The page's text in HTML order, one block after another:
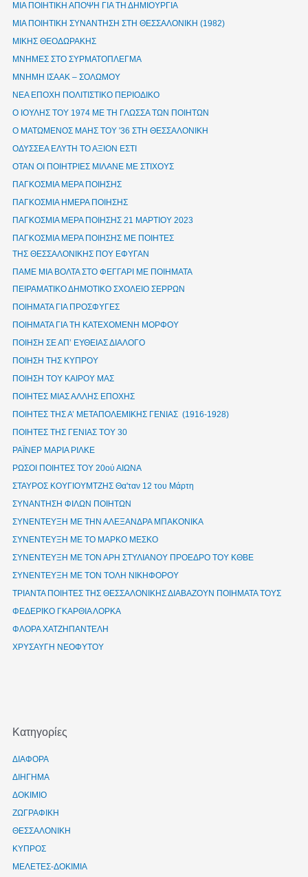
ΜΙΑ ΠΟΙΗΤΙΚΗ ΑΠΟΨΗ ΓΙΑ ΤΗ ΔΗΜΙΟΥΡΓΙΑ
ΜΙΑ ΠΟΙΗΤΙΚΗ ΣΥΝΑΝΤΗΣΗ ΣΤΗ ΘΕΣΣΑΛΟΝΙΚΗ (1982)
ΜΙΚΗΣ ΘΕΟΔΩΡΑΚΗΣ
ΜΝΗΜΕΣ ΣΤΟ ΣΥΡΜΑΤΟΠΛΕΓΜΑ
ΜΝΗΜΗ ΙΣΑΑΚ – ΣΟΛΩΜΟΥ
ΝΕΑ ΕΠΟΧΗ ΠΟΛΙΤΙΣΤΙΚΟ ΠΕΡΙΟΔΙΚΟ
Ο ΙΟΥΛΗΣ ΤΟΥ 1974 ΜΕ ΤΗ ΓΛΩΣΣΑ ΤΩΝ ΠΟΙΗΤΩΝ
Ο ΜΑΤΩΜΕΝΟΣ ΜΑΗΣ ΤΟΥ '36 ΣΤΗ ΘΕΣΣΑΛΟΝΙΚΗ
ΟΔΥΣΣΕΑ ΕΛΥΤΗ ΤΟ ΑΞΙΟΝ ΕΣΤΙ
ΟΤΑΝ ΟΙ ΠΟΙΗΤΡΙΕΣ ΜΙΛΑΝΕ ΜΕ ΣΤΙΧΟΥΣ
ΠΑΓΚΟΣΜΙΑ ΜΕΡΑ ΠΟΙΗΣΗΣ
ΠΑΓΚΟΣΜΙΑ ΗΜΕΡΑ ΠΟΙΗΣΗΣ
ΠΑΓΚΟΣΜΙΑ ΜΕΡΑ ΠΟΙΗΣΗΣ 21 ΜΑΡΤΙΟΥ 2023
ΠΑΓΚΟΣΜΙΑ ΜΕΡΑ ΠΟΙΗΣΗΣ ΜΕ ΠΟΙΗΤΕΣ
ΤΗΣ ΘΕΣΣΑΛΟΝΙΚΗΣ ΠΟΥ ΕΦΥΓΑΝ
ΠΑΜΕ ΜΙΑ ΒΟΛΤΑ ΣΤΟ ΦΕΓΓΑΡΙ ΜΕ ΠΟΙΗΜΑΤΑ
ΠΕΙΡΑΜΑΤΙΚΟ ΔΗΜΟΤΙΚΟ ΣΧΟΛΕΙΟ ΣΕΡΡΩΝ
ΠΟΙΗΜΑΤΑ ΓΙΑ ΠΡΟΣΦΥΓΕΣ
ΠΟΙΗΜΑΤΑ ΓΙΑ ΤΗ ΚΑΤΕΧΟΜΕΝΗ ΜΟΡΦΟΥ
ΠΟΙΗΣΗ ΣΕ ΑΠ’ ΕΥΘΕΙΑΣ ΔΙΑΛΟΓΟ
ΠΟΙΗΣΗ ΤΗΣ ΚΥΠΡΟΥ
ΠΟΙΗΣΗ ΤΟΥ ΚΑΙΡΟΥ ΜΑΣ
ΠΟΙΗΤΕΣ ΜΙΑΣ ΑΛΛΗΣ ΕΠΟΧΗΣ
ΠΟΙΗΤΕΣ ΤΗΣ Α’ ΜΕΤΑΠΟΛΕΜΙΚΗΣ ΓΕΝΙΑΣ (1916-1928)
ΠΟΙΗΤΕΣ ΤΗΣ ΓΕΝΙΑΣ ΤΟΥ 30
ΡΑΪΝΕΡ ΜΑΡΙΑ ΡΙΛΚΕ
ΡΩΣΟΙ ΠΟΙΗΤΕΣ ΤΟΥ 20ού ΑΙΩΝΑ
ΣΤΑΥΡΟΣ ΚΟΥΓΙΟΥΜΤΖΗΣ Θα'ταν 12 του Μάρτη
ΣΥΝΑΝΤΗΣΗ ΦΙΛΩΝ ΠΟΙΗΤΩΝ
ΣΥΝΕΝΤΕΥΞΗ ΜΕ ΤΗΝ ΑΛΕΞΑΝΔΡΑ ΜΠΑΚΟΝΙΚΑ
ΣΥΝΕΝΤΕΥΞΗ ΜΕ ΤΟ ΜΑΡΚΟ ΜΕΣΚΟ
ΣΥΝΕΝΤΕΥΞΗ ΜΕ ΤΟΝ ΑΡΗ ΣΤΥΛΙΑΝΟΥ ΠΡΟΕΔΡΟ ΤΟΥ ΚΘΒΕ
ΣΥΝΕΝΤΕΥΞΗ ΜΕ ΤΟΝ ΤΟΛΗ ΝΙΚΗΦΟΡΟΥ
ΤΡΙΑΝΤΑ ΠΟΙΗΤΕΣ ΤΗΣ ΘΕΣΣΑΛΟΝΙΚΗΣ ΔΙΑΒΑΖΟΥΝ ΠΟΙΗΜΑΤΑ ΤΟΥΣ
ΦΕΔΕΡΙΚΟ ΓΚΑΡΘΙΑ ΛΟΡΚΑ
ΦΛΟΡΑ ΧΑΤΖΗΠΑΝΤΕΛΗ
ΧΡΥΣΑΥΓΗ ΝΕΟΦΥΤΟΥ
Kατηγορίες
ΔΙΑΦΟΡΑ
ΔΙΗΓΗΜΑ
ΔΟΚΙΜΙΟ
ΖΩΓΡΑΦΙΚΗ
ΘΕΣΣΑΛΟΝΙΚΗ
ΚΥΠΡΟΣ
ΜΕΛΕΤΕΣ-ΔΟΚΙΜΙΑ